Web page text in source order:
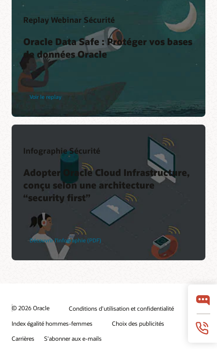
Replay Webinar Sécurité
Oracle Data Safe : Protéger vos bases
de données Oracle
Voir le replay
Infographie Sécurité
Adopter Oracle Cloud Infrastructure,
conçu selon une architecture
“security first”
Découvrir l’infographie (PDF)
© 2026 Oracle
Conditions d'utilisation et confidentialité
Index égalité hommes-femmes
Choix des publicités
Carrières
S'abonner aux e-mails